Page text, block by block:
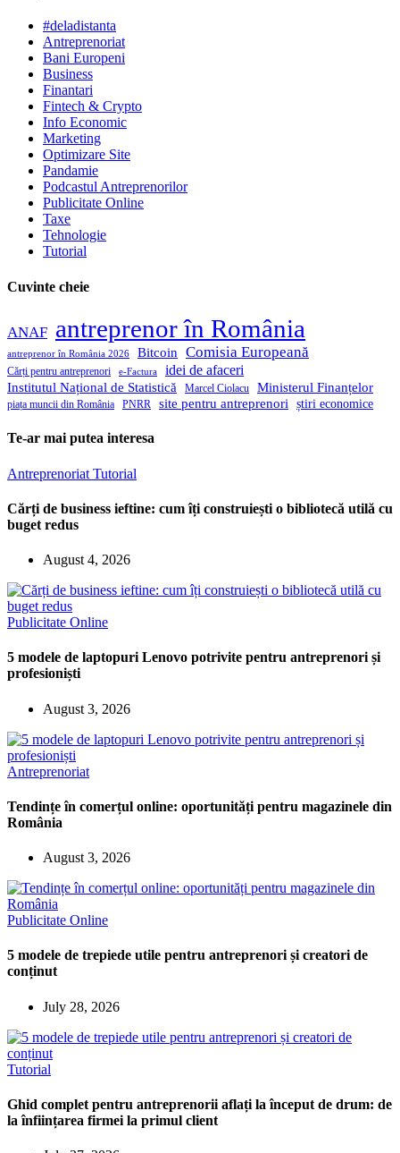
#deladistanta
Antreprenoriat
Bani Europeni
Business
Finantari
Fintech & Crypto
Info Economic
Marketing
Optimizare Site
Pandamie
Podcastul Antreprenorilor
Publicitate Online
Taxe
Tehnologie
Tutorial
Cuvinte cheie
ANAF antreprenor în România
antreprenor în România 2026 Bitcoin Comisia Europeană
Cărți pentru antreprenori e-Factura idei de afaceri
Institutul Național de Statistică Marcel Ciolacu Ministerul Finanțelor
piața muncii din România PNRR site pentru antreprenori știri economice
Te-ar mai putea interesa
Antreprenoriat Tutorial
Cărți de business ieftine: cum îți construiești o bibliotecă utilă cu
buget redus
August 4, 2026
Publicitate Online
5 modele de laptopuri Lenovo potrivite pentru antreprenori și
profesioniști
August 3, 2026
Antreprenoriat
Tendințe în comerțul online: oportunități pentru magazinele din
România
August 3, 2026
Publicitate Online
5 modele de trepiede utile pentru antreprenori și creatori de
conținut
July 28, 2026
Tutorial
Ghid complet pentru antreprenorii aflați la început de drum: de
la înființarea firmei la primul client